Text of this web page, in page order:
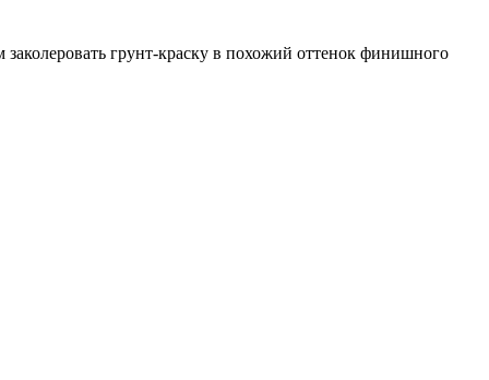
грунт-краску в похожий оттенок финишного